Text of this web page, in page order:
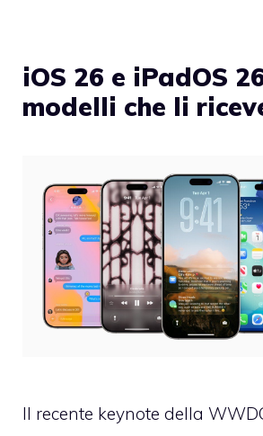
iOS 26 e iPadOS
modelli che li
Il recente keynote della